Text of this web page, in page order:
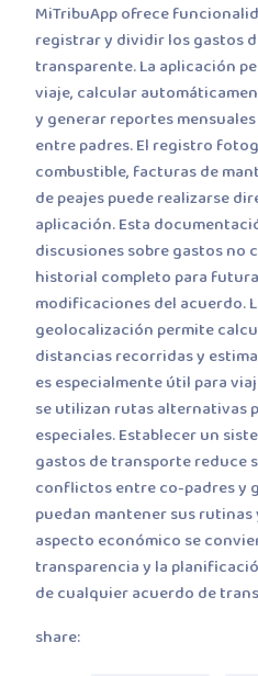
MiTribuApp ofrece
registrar y dividir los gastos
transparente. La aplicación
viaje, calcular
y generar reportes
entre padres. El registro
combustible, facturas de
de peajes puede realizarse
aplicación. Esta
discusiones sobre gastos no
historial completo para
modificaciones del acuerdo.
geolocalización permite
distancias recorridas y
es especialmente útil para
se utilizan rutas alternativas
especiales. Establecer un
gastos de transporte reduce
conflictos entre co-padres y
puedan mantener sus
aspecto económico se
transparencia y la
de cualquier acuerdo de
share: